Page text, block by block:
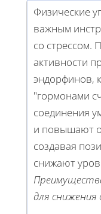
Физические
важным
со стрессом.
активности
эндорфинов,
"гормонами
соединения
и повышают
создавая
снижают
для снижения